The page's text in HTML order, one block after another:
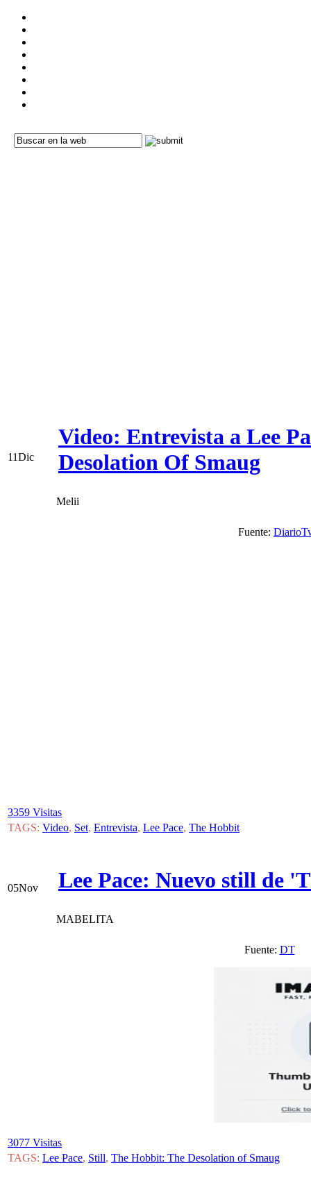
11Dic
Video: Entrevista a Lee
Desolation Of Smaug
Melii
Fuente:
3359 Visitas
TAGS: Video, Set, Entrevista, Lee Pace, The Hobbit
05Nov Lee Pace: Nuevo still de
MABELITA
Fuente: DT
3077 Visitas
TAGS: Lee Pace, Still, The Hobbit: The Desolation of Smaug